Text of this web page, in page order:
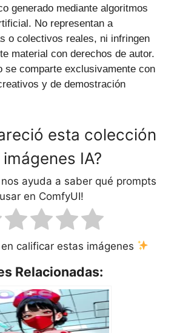
generado mediante algoritmos
No representan a
o colectivos reales, ni infringen
material con derechos de autor.
se comparte exclusivamente con
y de demostración
esta colección
IA?
nos ayuda a saber qué prompts
usar en ComfyUI!
calificar estas imágenes
Relacionadas: